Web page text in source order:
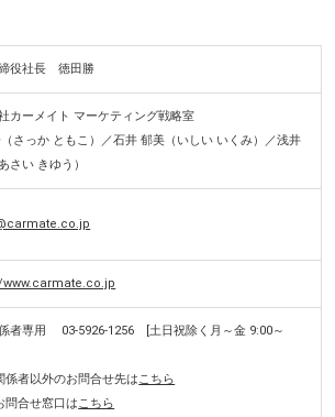
役社長 徳田勝
カーメイト マーケティング戦略室
（さっか ともこ）／石井 郁美（いしい いくみ）／浅井
さい きゆう）
www.carmate.co.jp
者専用 03-5926-1256 [土日祝除く月～金 9:00～
係者以外のお問合せ先はこちら
問合せ窓口はこちら